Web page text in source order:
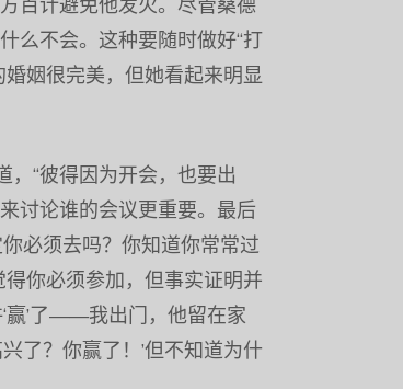
百计避免他发火。尽管桑德
么不会。这种要随时做好“打
姻很完美，但她看起来明显
，“彼得因为开会，也要出
讨论谁的会议更重要。最后
必须去吗？你知道你常常过
得你必须参加，但事实证明并
赢’了——我出门，他留在家
了？你赢了！’但不知道为什